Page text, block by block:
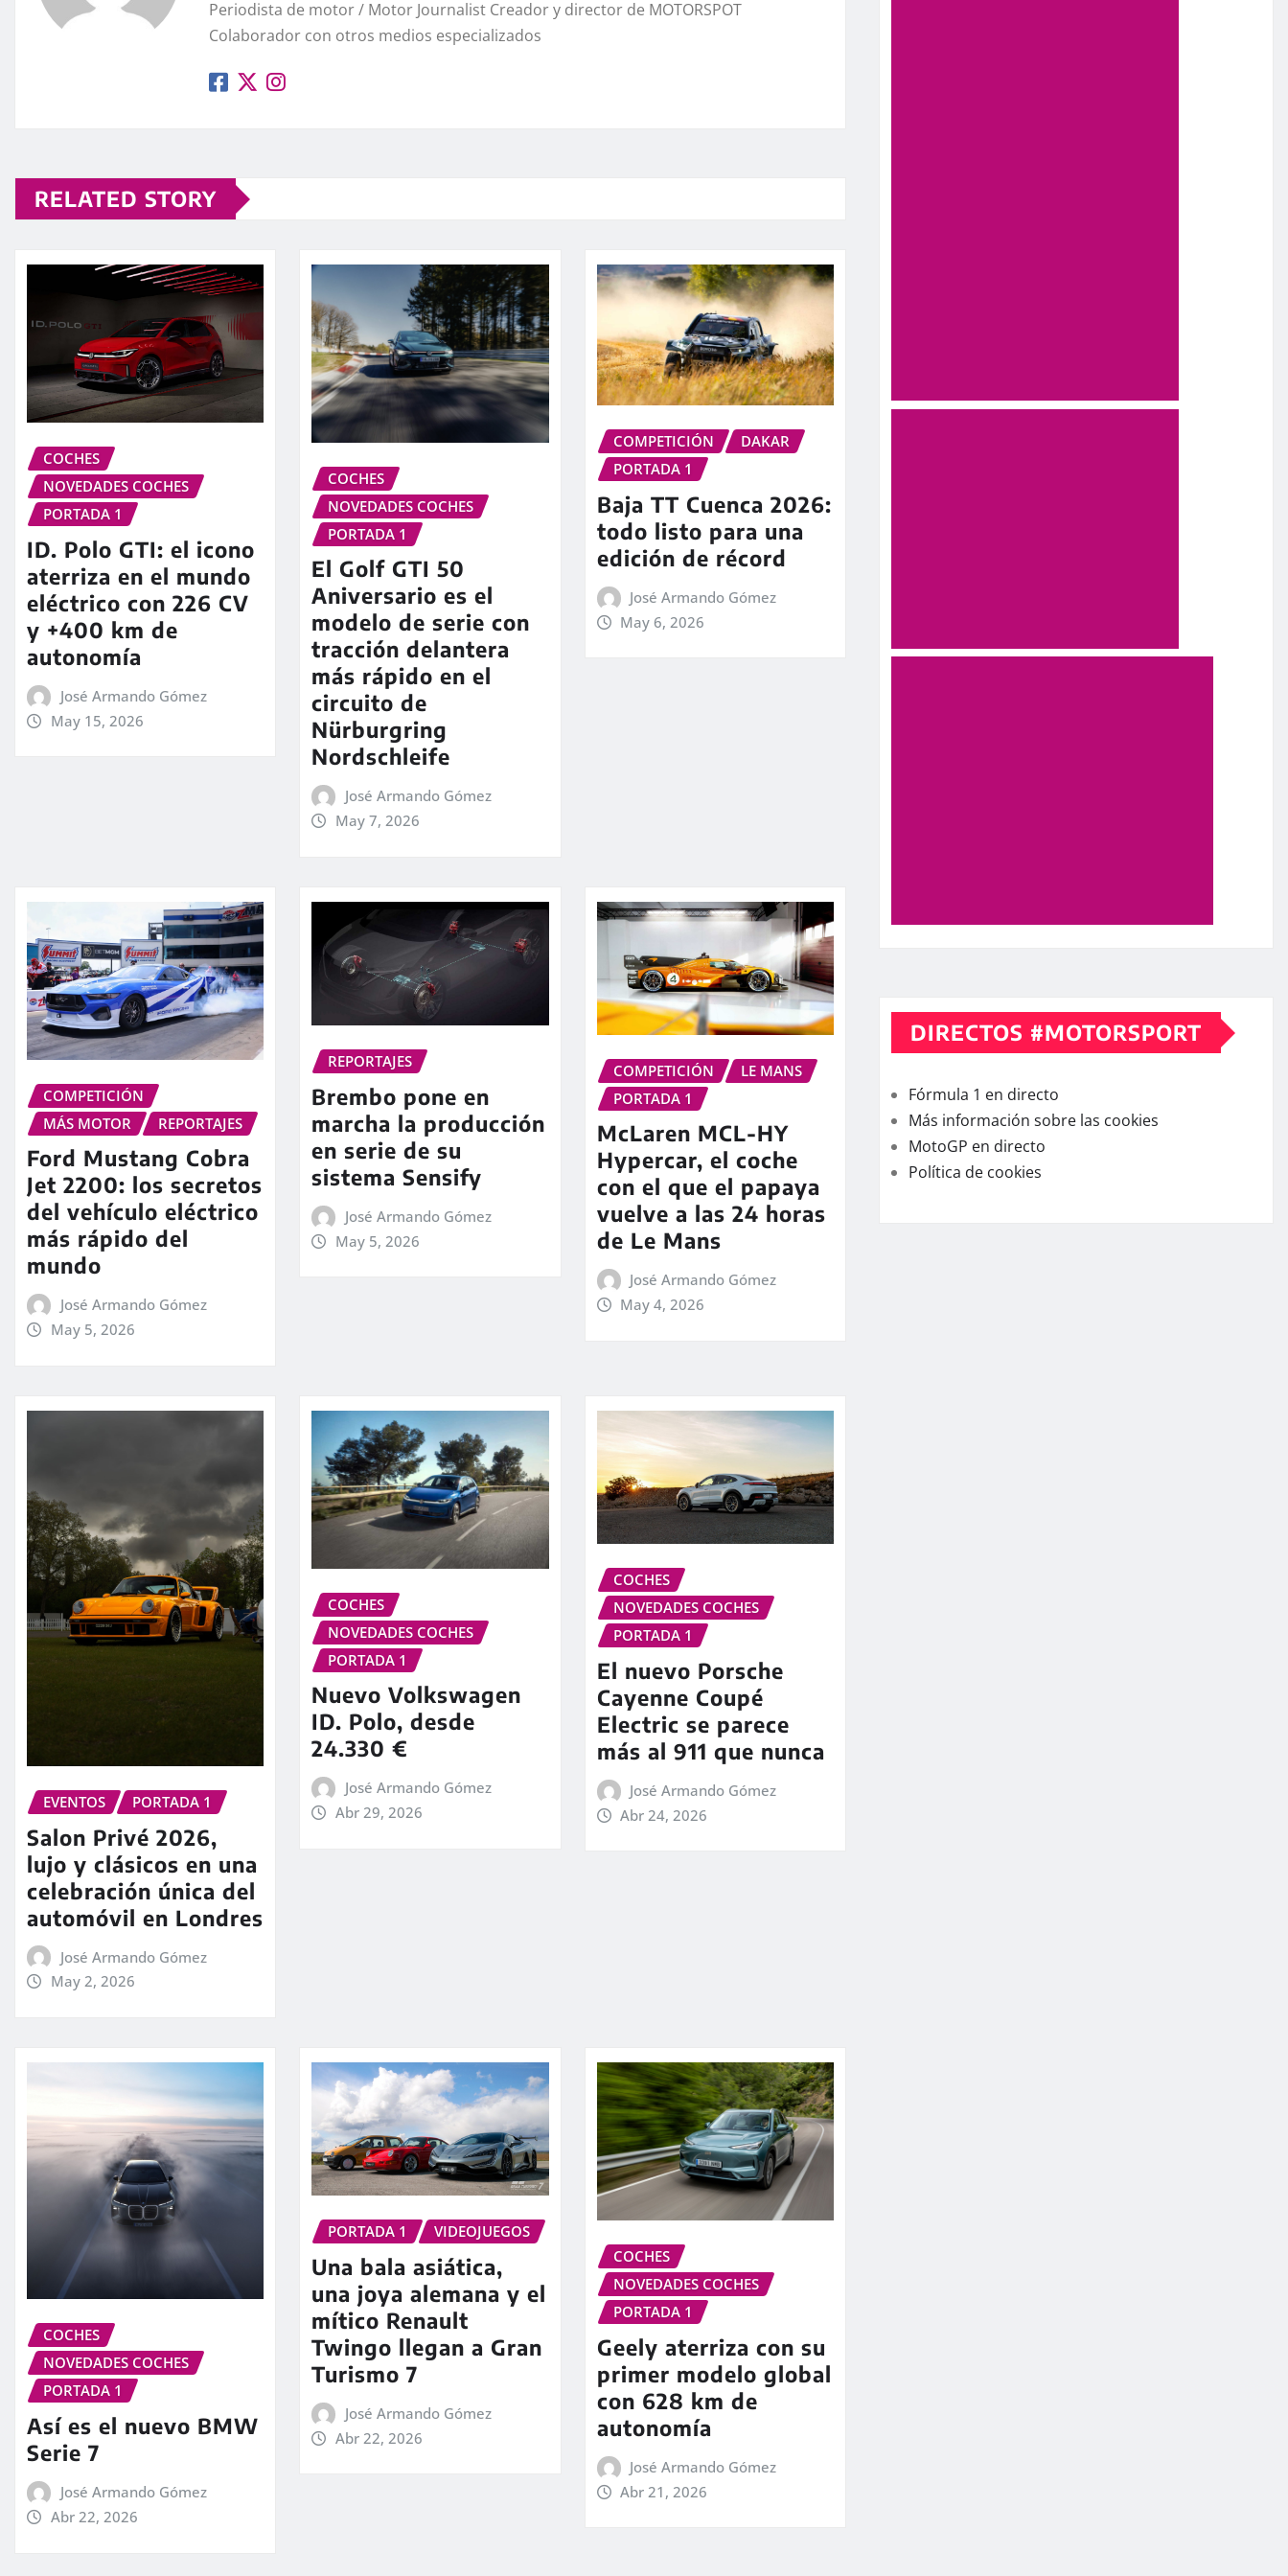
Periodista de motor / Motor Journalist Creador y director de MOTORSPOT
Colaborador con otros medios especializados
RELATED STORY
COCHES
NOVEDADES COCHES
PORTADA 1
ID. Polo GTI: el icono
aterriza en el mundo
eléctrico con 226 CV
y +400 km de
autonomía
José Armando Gómez
May 15, 2026
COCHES
NOVEDADES COCHES
PORTADA 1
El Golf GTI 50
Aniversario es el
modelo de serie con
tracción delantera
más rápido en el
circuito de
Nürburgring
Nordschleife
José Armando Gómez
May 7, 2026
COMPETICIÓN
DAKAR
PORTADA 1
Baja TT Cuenca 2026:
todo listo para una
edición de récord
José Armando Gómez
May 6, 2026
COMPETICIÓN
MÁS MOTOR
REPORTAJES
Ford Mustang Cobra
Jet 2200: los secretos
del vehículo eléctrico
más rápido del
mundo
José Armando Gómez
May 5, 2026
REPORTAJES
Brembo pone en
marcha la producción
en serie de su
sistema Sensify
José Armando Gómez
May 5, 2026
COMPETICIÓN
LE MANS
PORTADA 1
McLaren MCL-HY
Hypercar, el coche
con el que el papaya
vuelve a las 24 horas
de Le Mans
José Armando Gómez
May 4, 2026
EVENTOS PORTADA 1
Salon Privé 2026,
lujo y clásicos en una
celebración única del
automóvil en Londres
José Armando Gómez
May 2, 2026
COCHES
NOVEDADES COCHES
PORTADA 1
Nuevo Volkswagen
ID. Polo, desde
24.330 €
José Armando Gómez
Abr 29, 2026
COCHES
NOVEDADES COCHES
PORTADA 1
El nuevo Porsche
Cayenne Coupé
Electric se parece
más al 911 que nunca
José Armando Gómez
Abr 24, 2026
COCHES
NOVEDADES COCHES
PORTADA 1
Así es el nuevo BMW
Serie 7
José Armando Gómez
Abr 22, 2026
PORTADA 1 VIDEOJUEGOS
Una bala asiática,
una joya alemana y el
mítico Renault
Twingo llegan a Gran
Turismo 7
José Armando Gómez
Abr 22, 2026
COCHES
NOVEDADES COCHES
PORTADA 1
Geely aterriza con su
primer modelo global
con 628 km de
autonomía
José Armando Gómez
Abr 21, 2026
DIRECTOS #MOTORSPORT
Fórmula 1 en directo
Más información sobre las cookies
MotoGP en directo
Política de cookies